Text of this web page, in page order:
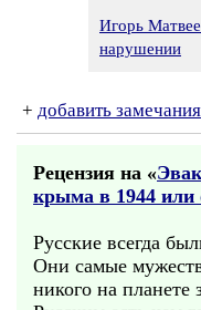
Игорь
нарушении
+ добавить замечания
Рецензия на «
крыма в 1944 или
Русские всегда
Они самые
никого на планете